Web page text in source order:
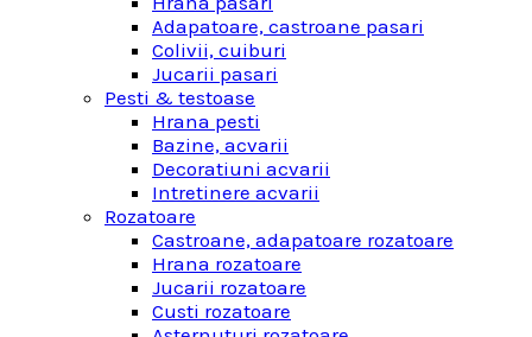
Adapatoare, castroane pasari
Colivii, cuiburi
Jucarii pasari
Pesti & testoase
Hrana pesti
Bazine, acvarii
Decoratiuni acvarii
Intretinere acvarii
Rozatoare
Castroane, adapatoare rozatoare
Hrana rozatoare
Jucarii rozatoare
Custi rozatoare